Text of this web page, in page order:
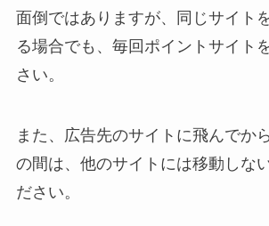
面倒ではありますが、同じサイト
る場合でも、毎回ポイントサイト
さい。
また、広告先のサイトに飛んでか
の間は、他のサイトには移動しな
ださい。